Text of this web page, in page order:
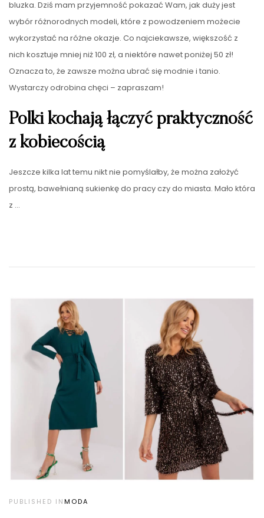
bluzka. Dziś mam przyjemność pokazać Wam, jak duży jest
wybór różnorodnych modeli, które z powodzeniem możecie
wykorzystać na różne okazje. Co najciekawsze, większość z
nich kosztuje mniej niż 100 zł, a niektóre nawet poniżej 50 zł!
Oznacza to, że zawsze można ubrać się modnie i tanio.
Wystarczy odrobina chęci – zapraszam!
Polki kochają łączyć praktyczność
z kobiecością
Jeszcze kilka lat temu nikt nie pomyślałby, że można założyć
prostą, bawełnianą sukienkę do pracy czy do miasta. Mało która
z …
PUBLISHED INMODA